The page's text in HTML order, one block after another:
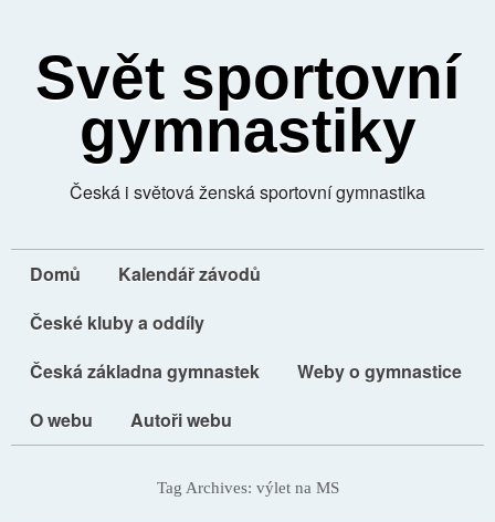
Svět sportovní
gymnastiky
Česká i světová ženská sportovní gymnastika
Domů
Kalendář závodů
České kluby a oddíly
Česká základna gymnastek
Weby o gymnastice
O webu
Autoři webu
Tag Archives: výlet na MS